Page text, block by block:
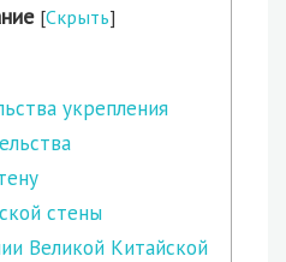
[Скрыть]
укрепления
стены
Великой Китайской